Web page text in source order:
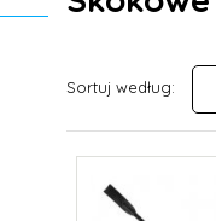
Sortuj według:
sort